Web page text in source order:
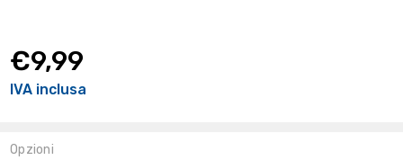
€9,99
IVA inclusa
Opzioni